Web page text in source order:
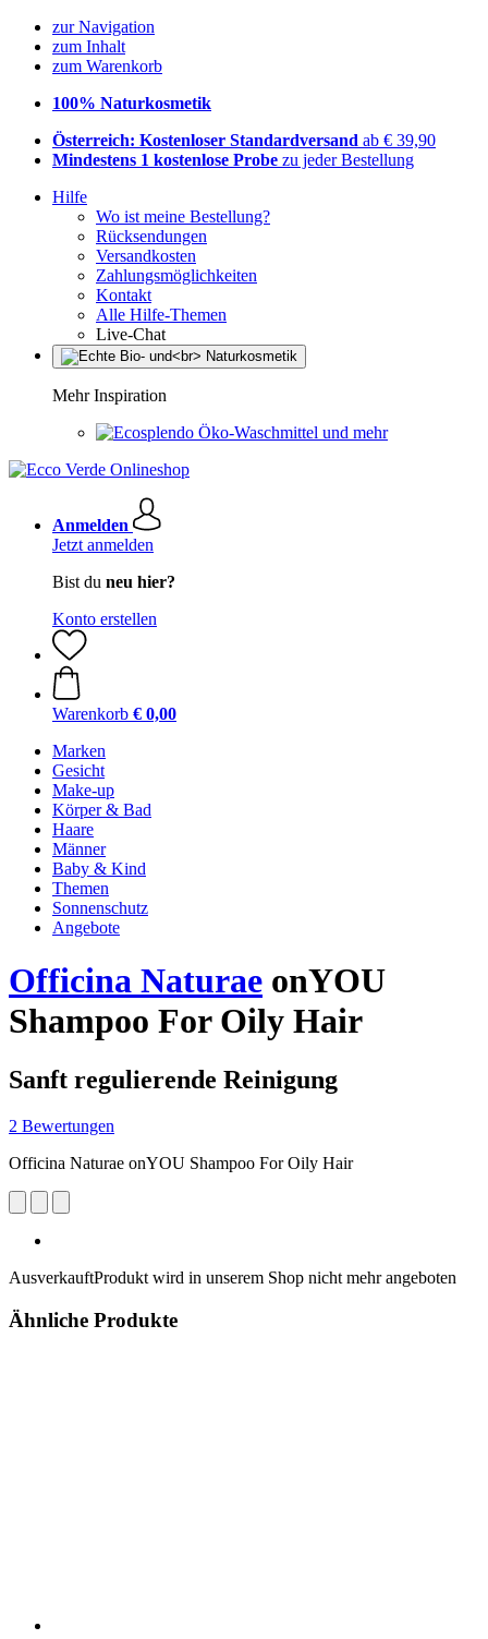
zur Navigation
zum Inhalt
zum Warenkorb
100% Naturkosmetik
Österreich: Kostenloser Standardversand ab € 39,90
Mindestens 1 kostenlose Probe zu jeder Bestellung
Hilfe
Wo ist meine Bestellung?
Rücksendungen
Versandkosten
Zahlungsmöglichkeiten
Kontakt
Alle Hilfe-Themen
Live-Chat
Mehr Inspiration
Öko-Waschmittel und mehr
Anmelden
Jetzt anmelden
Bist du neu hier?
Konto erstellen
Warenkorb € 0,00
Marken
Gesicht
Make-up
Körper & Bad
Haare
Männer
Baby & Kind
Themen
Sonnenschutz
Angebote
Officina Naturae onYOU
Shampoo For Oily Hair
Sanft regulierende Reinigung
2 Bewertungen
Officina Naturae onYOU Shampoo For Oily Hair
AusverkauftProdukt wird in unserem Shop nicht mehr angeboten
Ähnliche Produkte